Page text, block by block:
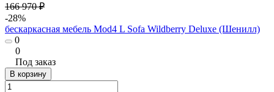
166 970 ₽
-28%
бескаркасная мебель Mod4 L Sofa Wildberry Deluxe (Шенилл)
0
0
Под заказ
В корзину